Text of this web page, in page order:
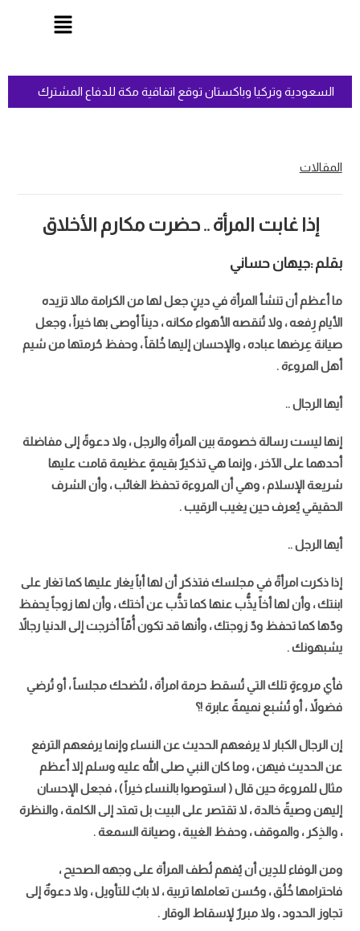
السعودية وتركيا وباكستان توقع اتفاقية مكة للدفاع المشترك
المقالات
إذا غابت المرأة .. حضرت مكارم الأخلاق
بقلم :جيهان حساني
ما أعظم أن تنشأ المرأة في دينٍ جعل لها من الكرامة مالا تزيده
الأيام رِفعه ، ولا تُنقصه الأهواء مكانه ، ديناً أوصى بها خيراً ، وجعل
صيانة عِرضها عباده ، والإحسان إليها خُلقاً ، وحفظ حُرمتها من شيم
أهل المروءة .
أيها الرجال ..
إنها ليست رسالة خصومة بين المرأة والرجل ، ولا دعوةً إلى مفاضلة
أحدهما على الآخر ، وإنما هي تذكيرٌ بقيمةٍ عظيمة قامت عليها
شريعة الإسلام ، وهي أن المروءة تحفظ الغائب ، وأن الشرف
الحقيقي يُعرف حين يغيب الرقيب .
أيها الرجل ..
إذا ذكرت امرأةً في مجلسك فتذكر أن لها أباً يغار عليها كما تغار على
ابنتك ، وأن لها أخاً يذُّب عنها كما تذُّب عن أختك ، وأن لها زوجاً يحفظ
ودّها كما تحفظ ودّ زوجتك ، وأنها قد تكون أُمّاً أخرجت إلى الدنيا رجالاً
يشبهونك .
فأي مروءةٍ تلك التي تُسقط حرمة امرأة ، لتُضحك مجلساً ، أو تُرضي
فضولاً ، أو تُشبع نميمةً عابرة !؟
إن الرجال الكبار لا يرفعهم الحديث عن النساء وإنما يرفعهم الترفع
عن الحديث فيهن ، وما كان النبي صلى الله عليه وسلم إلا أعظم
مثال للمروءة حين قال ( استوصوا بالنساء خيراً ) ، فجعل الإحسان
إليهن وصيةً خالدة ، لا تقتصر على البيت بل تمتد إلى الكلمة ، والنظرة
، والذِكر ، والموقف ، وحفظ الغيبة ، وصيانة السمعة .
ومن الوفاء للدِين أن يُفهم لُطف المرأة على وجهه الصحيح ،
فاحترامها خُلُق ، وحُسن تعاملها تربية ، لا بابٌ للتأويل ، ولا دعوةٌ إلى
تجاوز الحدود ، ولا مبررٌ لإسقاط الوقار .